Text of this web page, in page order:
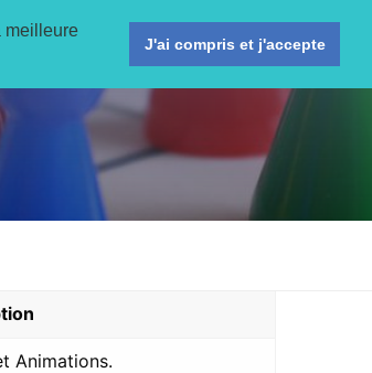
meilleure
J'ai compris et j'accepte
Agenda Informations pratiques
Animations.